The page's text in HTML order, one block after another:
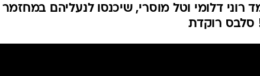
דלומי וטל מוסרי, שיכנסו לנעליהם במחזמר
סלבס רוקדת